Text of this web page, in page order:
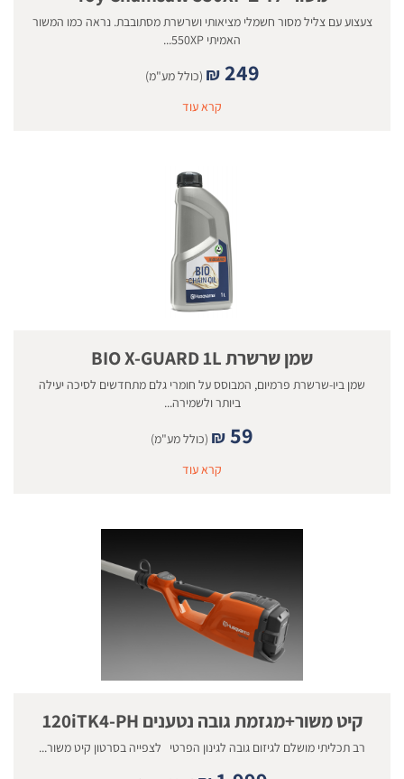
צעצוע עם צליל מסור חשמלי מציאותי ושרשרת מסתובבת. נראה כמו המשור
האמיתי 550XP...
₪ 249
(כולל מע"מ)
קרא עוד
שמן שרשרת BIO X-GUARD 1L
שמן ביו-שרשרת פרמיום, המבוסס על חומרי גלם מתחדשים לסיכה יעילה
ביותר ולשמירה...
₪59
(כולל מע"מ)
קרא עוד
קיט משור+מגזמת גובה נטענים 120iTK4-PH
רב תכליתי מושלם לגיזום גובה לגינון הפרטי לצפייה בסרטון קיט משור...